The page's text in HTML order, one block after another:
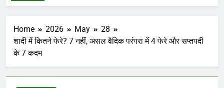
Home 2026 May
28
शादी में कितने फेरे? 7 नहीं, असल वैदिक परंपरा में 4 फेरे और सप्तपदी
के 7 कदम